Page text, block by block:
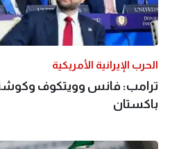
الحرب الإيرانية الأمريكية
ترامب: فانس وويتكوف
باكستان